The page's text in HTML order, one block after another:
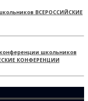
ВСЕРОССИЙСКИЕ
КОНФЕРЕНЦИИ